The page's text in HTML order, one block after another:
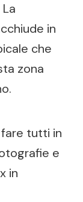
in
che
zona
tutti in
e
in